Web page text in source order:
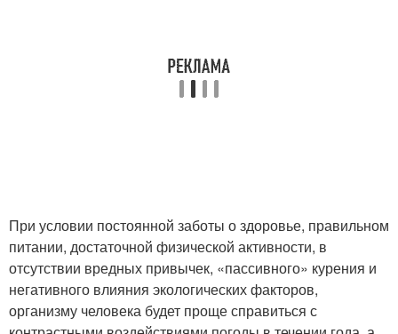
При условии постоянной заботы о здоровье, правильном
питании, достаточной физической активности, в
отсутствии вредных привычек, «пассивного» курения и
негативного влияния экологических факторов,
организму человека будет проще справиться с